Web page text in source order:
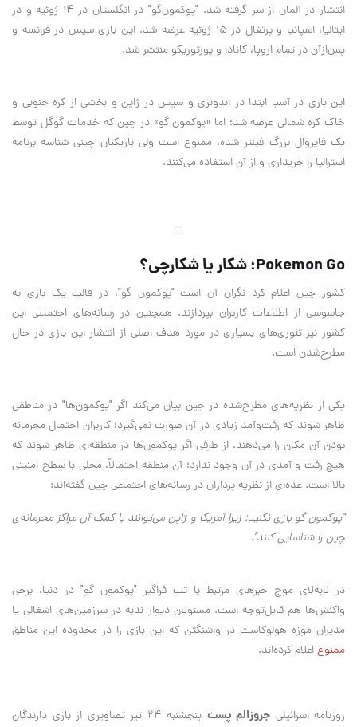
انتشار در آلمان از سر گرفته شد.
"پوکمون‌گو" در انگلستان در ۱۴ ژوئیه و در
ایتالیا، اسپانیا و پرتغال در ۱۵ ژوئیه عرضه شد. این بازی سپس در فرانسه و
پس‌ازآن در تمام اروپا، کانادا و پورتوریکو منتشر شد.
این بازی در آسیا ابتدا در اندونزی و سپس در ژاپن و بخشی از کره جنوبی و
خاک کره شمالی عرضه شد؛ اما «پوکمون گو» در چین که خدمات گوگل توسط
یک فایروال بزرگ فیلتر شده، ممنوع است ولی بازیکنان چینی شناسه برنامه
استرالیا را خریداری و از آن استفاده می‌کنند.
Pokemon Go؛ شکار یا شکارچی؟
کشور چین اعلام کرد نگران آن است "پوکمون گو"، در قالب یک بازی به
جاسوسی از اطلاعات کاربران بپردازند. همچنین در رسانه‌های اجتماعی این
کشور نیز تئوری‌های بسیاری در مورد هدف اصلی از انتشار این بازی در حال
مطرح‌شدن است.
یکی از نظریه‌های مطرح‌شده در چین بیان می‌کند اگر "پوکمون‌ها" در مناطقی
ظاهر شوند که رفت‌وآمد زیادی در آن صورت نمی‌گیرد؛ کاربران احتمال محرمانه
بودن آن مکان را می‌دهند. از طرفی اگر پوکمون‌ها در منطقه‌ای ظاهر شوند که
هیچ رفت‌ و آمدی در آن وجود ندارد؛ آن منطقه احتمالاً، محلی با سطح امنیتی
بالا است. عده‌ای از نظریه‌ پردازان در رسانه‌های اجتماعی چین گفته‌اند:
"پوکمون گو بازی نکنید؛ زیرا آمریکا و ژاپن می‌توانند با کمک آن مراکز محرمانه‌ی
چین را شناسایی کنند".
در لابه‌لای موج خبرهای مرتبط با تب فراگیر "پوکمون گو" در دنیا، برخی
واکنش‌ها هم قابل‌توجه است. مسئولان دیوار ندبه در سرزمین‌های اشغالی یا
مدیران موزه هولوکاست در واشنگتن که این بازی را در محدوده این مناطق
ممنوعاعلام کرده‌اند.
روزنامه اسرائیلی جروزالم پست پنجشنبه ۲۴ تیر تصاویری از بازی دارندگان